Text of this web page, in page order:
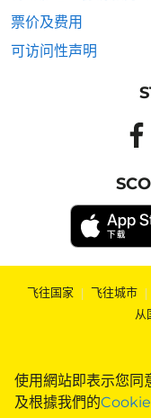
使用網站即表示您同
及根據我們的
票价及费用
可访问性声明
飞往国家 | 飞往城市 |
从